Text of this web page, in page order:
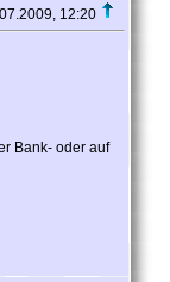
12:20
Bank- oder auf